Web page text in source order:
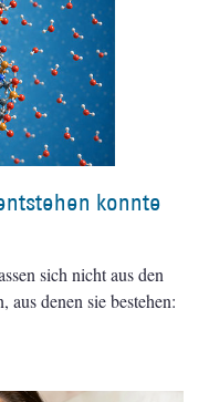
konnte
sich nicht aus den
aus denen sie bestehen: